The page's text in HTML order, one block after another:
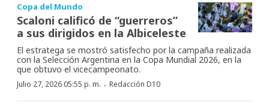
Copa del Mundo
Scaloni calificó de “guerreros”
a sus dirigidos en la Albiceleste
El estratega se mostró satisfecho por la campaña realizada
con la Selección Argentina en la Copa Mundial 2026, en la
que obtuvo el vicecampeonato.
Julio 27, 2026 05:55 p. m. · Redacción D10